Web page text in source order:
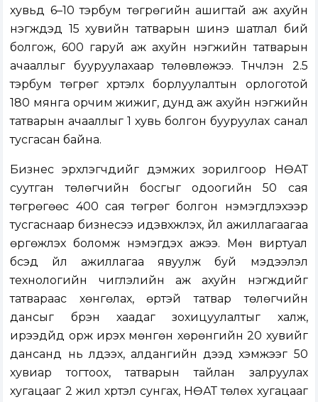
хувьд 6–10 тэрбум төгрөгийн ашигтай аж ахуйн
нэгжүүдэд 15 хувийн татварын шинэ шатлал бий
болгож, 600 гаруй аж ахуйн нэгжийн татварын
ачааллыг бууруулахаар төлөвлөжээ. Түүнчлэн 2.5
тэрбум төгрөг хүртэлх борлуулалтын орлоготой
180 мянга орчим жижиг, дунд аж ахуйн нэгжийн
татварын ачааллыг 1 хувь болгон бууруулах санал
тусгасан байна.
Бизнес эрхлэгчдийг дэмжих зорилгоор НӨАТ
суутган төлөгчийн босгыг одоогийн 50 сая
төгрөгөөс 400 сая төгрөг болгон нэмэгдүүлэхээр
тусгаснаар бизнесээ идэвхжүүлэх, үйл ажиллагаагаа
өргөжүүлэх боломж нэмэгдэх ажээ. Мөн виртуал
бүсэд үйл ажиллагаа явуулж буй мэдээлэл
технологийн чиглэлийн аж ахуйн нэгжүүдийг
татвараас хөнгөлах, өртэй татвар төлөгчийн
дансыг бүрэн хаадаг зохицуулалтыг халж,
ирээдүйд орж ирэх мөнгөн хөрөнгийн 20 хувийг
дансанд нь үлдээх, алдангийн дээд хэмжээг 50
хувиар тогтоох, татварын тайлан залруулах
хугацааг 2 жил хүртэл сунгах, НӨАТ төлөх хугацааг